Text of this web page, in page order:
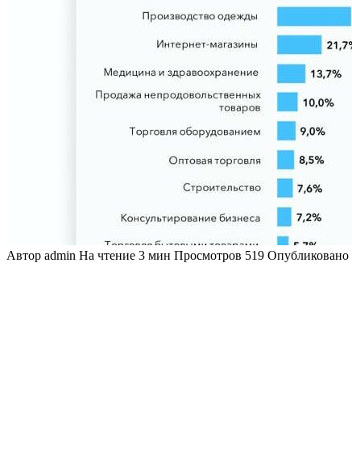
Автор admin На чтение 3 мин Просмотров 519 Опубликовано